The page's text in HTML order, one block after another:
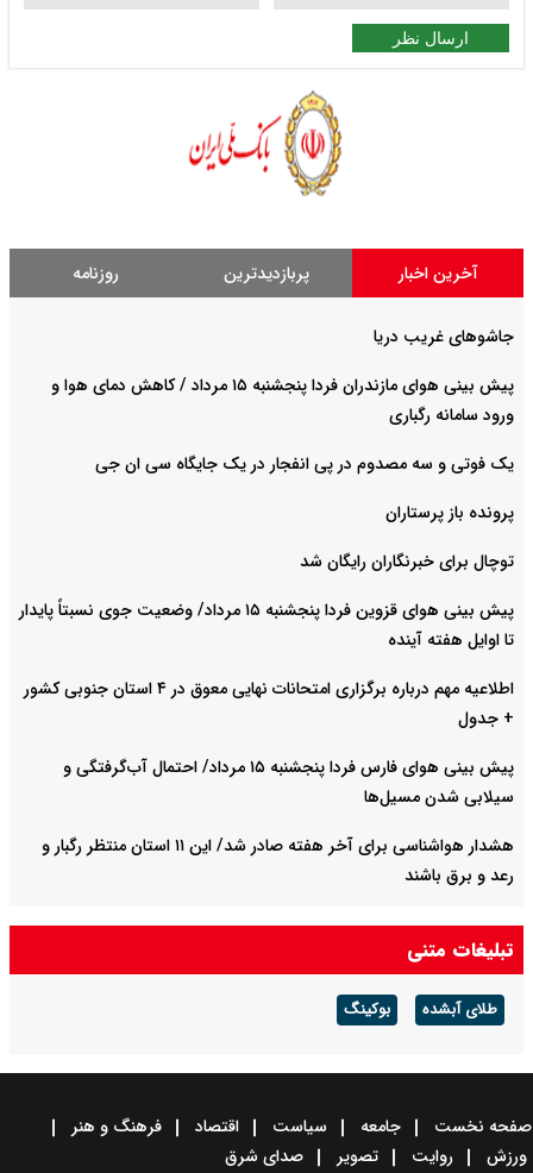
ارسال نظر
آخرین اخبار پربازدیدترین روزنامه
جاشوهای غریب دریا
پیش بینی هوای مازندران فردا پنجشنبه ۱۵ مرداد / کاهش دمای هوا و
ورود سامانه رگباری
یک فوتی و سه مصدوم در پی انفجار در یک جایگاه سی ان جی
پرونده باز پرستاران
توچال برای خبرنگاران رایگان شد
پیش بینی هوای قزوین فردا پنجشنبه ۱۵ مرداد/ وضعیت جوی نسبتاً پایدار
تا اوایل هفته آینده
اطلاعیه مهم درباره برگزاری امتحانات نهایی معوق در ۴ استان جنوبی کشور
+ جدول
پیش بینی هوای فارس فردا پنجشنبه ۱۵ مرداد/ احتمال آب‌گرفتگی و
سیلابی شدن مسیل‌ها
هشدار هواشناسی برای آخر هفته صادر شد/ این ۱۱ استان منتظر رگبار و
رعد و برق باشند
آخرین وضعیت ترافیکی محورهای اربعینی کشور + ویدیو
تبلیغات متنی
طلای آبشده بوکینگ
صفحه نخست جامعه سیاست اقتصاد
فرهنگ و هنر
ورزش
روایت تصویر صدای شرق